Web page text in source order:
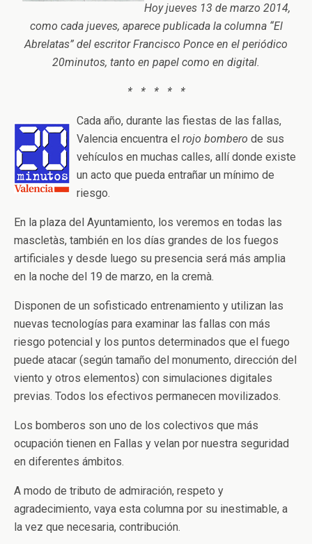
Hoy jueves 13 de marzo 2014,
como cada jueves, aparece publicada la columna “El
Abrelatas” del escritor Francisco Ponce en el periódico
20minutos, tanto en papel como en digital.
* * * * *
Cada año, durante las fiestas de las fallas,
Valencia encuentra el rojo bombero de sus
vehículos en muchas calles, allí donde existe
un acto que pueda entrañar un mínimo de
riesgo.
En la plaza del Ayuntamiento, los veremos en todas las
mascletàs, también en los días grandes de los fuegos
artificiales y desde luego su presencia será más amplia
en la noche del 19 de marzo, en la cremà.
Disponen de un sofisticado entrenamiento y utilizan las
nuevas tecnologías para examinar las fallas con más
riesgo potencial y los puntos determinados que el fuego
puede atacar (según tamaño del monumento, dirección del
viento y otros elementos) con simulaciones digitales
previas. Todos los efectivos permanecen movilizados.
Los bomberos son uno de los colectivos que más
ocupación tienen en Fallas y velan por nuestra seguridad
en diferentes ámbitos.
A modo de tributo de admiración, respeto y
agradecimiento, vaya esta columna por su inestimable, a
la vez que necesaria, contribución.